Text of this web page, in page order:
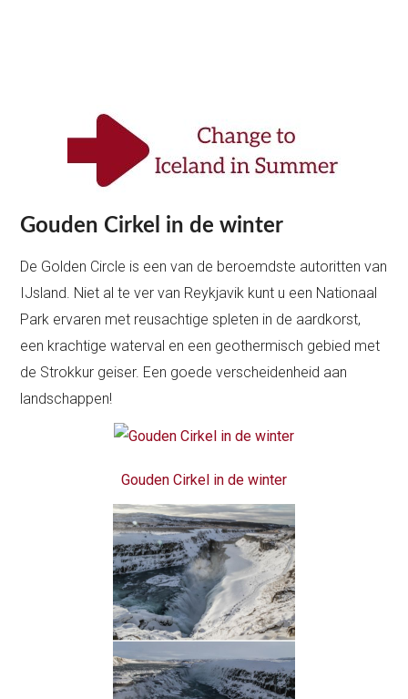
Gouden Cirkel in de winter
De Golden Circle is een van de beroemdste autoritten van
IJsland. Niet al te ver van Reykjavik kunt u een Nationaal
Park ervaren met reusachtige spleten in de aardkorst,
een krachtige waterval en een geothermisch gebied met
de Strokkur geiser. Een goede verscheidenheid aan
landschappen!
Gouden Cirkel in de winter